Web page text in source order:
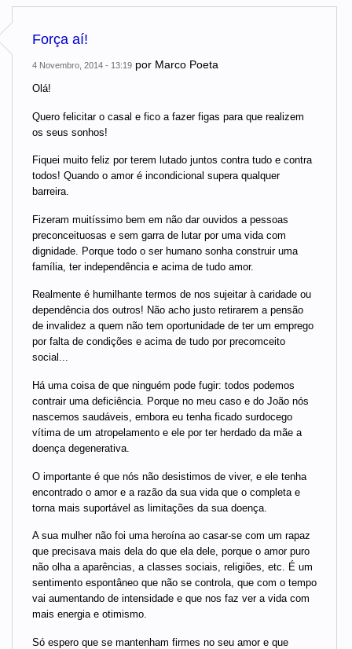
Força aí!
4 Novembro, 2014 - 13:19 por Marco Poeta
Olá!
Quero felicitar o casal e fico a fazer figas para que realizem
os seus sonhos!
Fiquei muito feliz por terem lutado juntos contra tudo e contra
todos! Quando o amor é incondicional supera qualquer
barreira.
Fizeram muitíssimo bem em não dar ouvidos a pessoas
preconceituosas e sem garra de lutar por uma vida com
dignidade. Porque todo o ser humano sonha construir uma
família, ter independência e acima de tudo amor.
Realmente é humilhante termos de nos sujeitar à caridade ou
dependência dos outros! Não acho justo retirarem a pensão
de invalidez a quem não tem oportunidade de ter um emprego
por falta de condições e acima de tudo por precomceito
social...
Há uma coisa de que ninguém pode fugir: todos podemos
contrair uma deficiência. Porque no meu caso e do João nós
nascemos saudáveis, embora eu tenha ficado surdocego
vítima de um atropelamento e ele por ter herdado da mãe a
doença degenerativa.
O importante é que nós não desistimos de viver, e ele tenha
encontrado o amor e a razão da sua vida que o completa e
torna mais suportável as limitações da sua doença.
A sua mulher não foi uma heroína ao casar-se com um rapaz
que precisava mais dela do que ela dele, porque o amor puro
não olha a aparências, a classes sociais, religiões, etc. É um
sentimento espontâneo que não se controla, que com o tempo
vai aumentando de intensidade e que nos faz ver a vida com
mais energia e otimismo.
Só espero que se mantenham firmes no seu amor e que